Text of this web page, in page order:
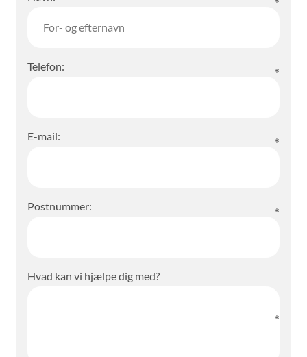
Telefon:
E-mail:
Postnummer:
Hvad kan vi hjælpe dig med?